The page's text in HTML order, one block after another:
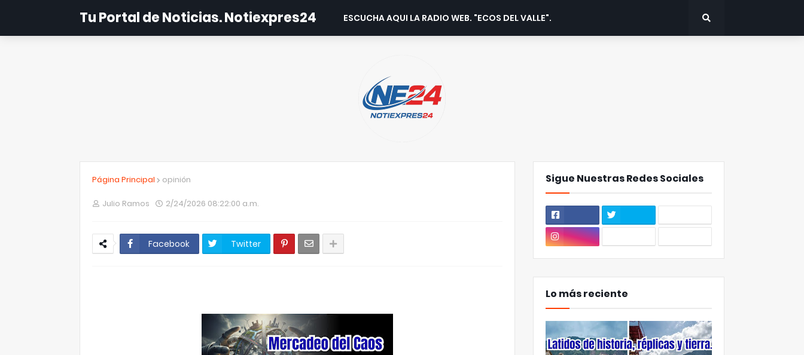
Tu Portal de Noticias. Notiexpres24 ESCUCHA AQUI LA RADIO WEB. "ECOS DEL VALLE".
Página Principal opinión
Julio Ramos 2/24/2026 08:22:00 a.m.
Facebook Twitter
Sigue Nuestras Redes Sociales
Lo más reciente